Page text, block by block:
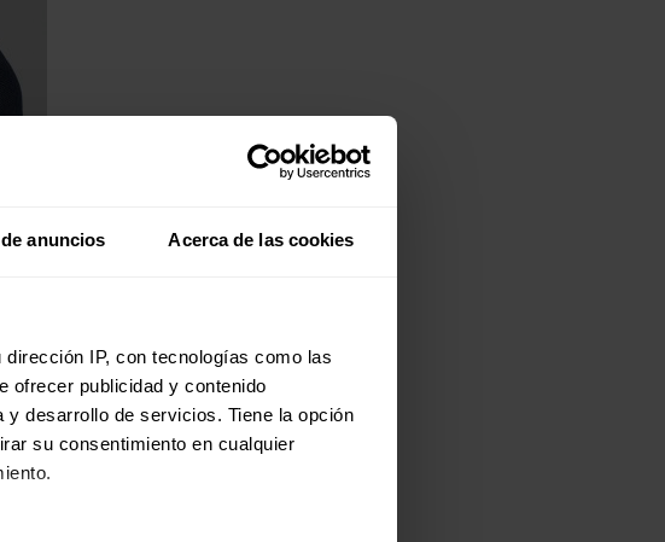
anuncios Acerca de las cookies
IP, con tecnologías como las
ofrecer publicidad y contenido
desarrollo de servicios. Tiene la opción
su consentimiento en cualquier